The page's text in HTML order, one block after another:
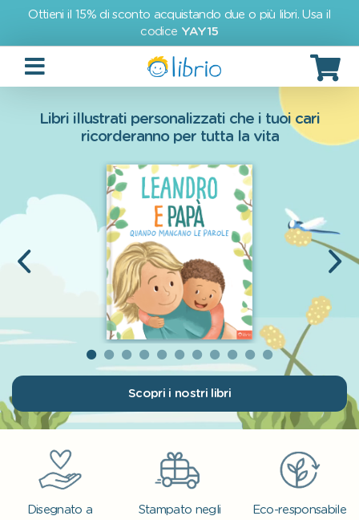
Ottieni il 15% di sconto acquistando due o più libri. Usa il
codice YAY15
Libri illustrati personalizzati che i tuoi cari
ricorderanno per tutta la vita
Scopri i nostri libri
Disegnato a
Stampato negli
Eco-responsabile